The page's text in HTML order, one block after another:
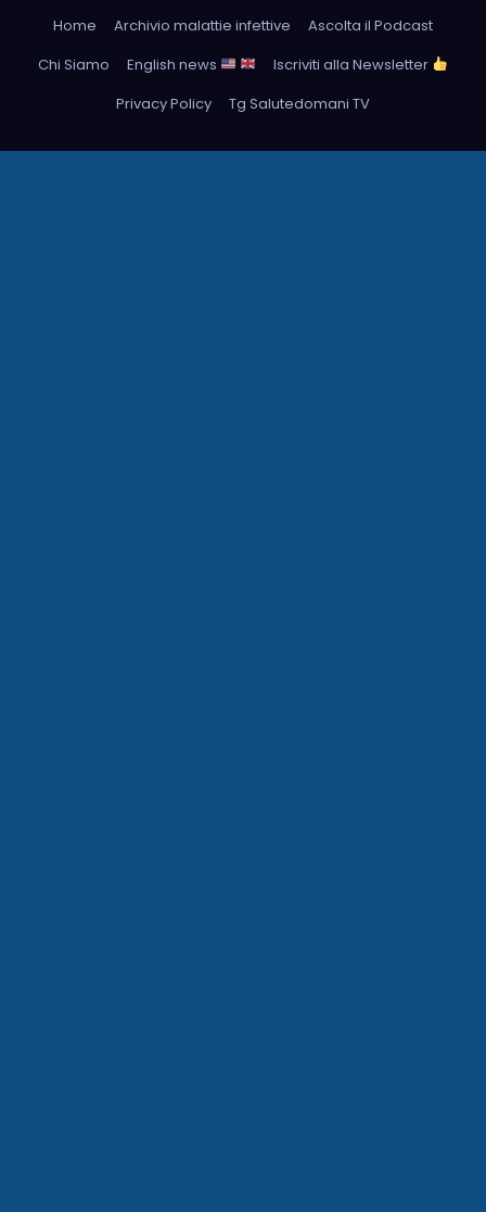
Home Archivio malattie infettive
Ascolta il Podcast
Chi Siamo
English news
Iscriviti alla Newsletter
Privacy Policy
Tg Salutedomani TV